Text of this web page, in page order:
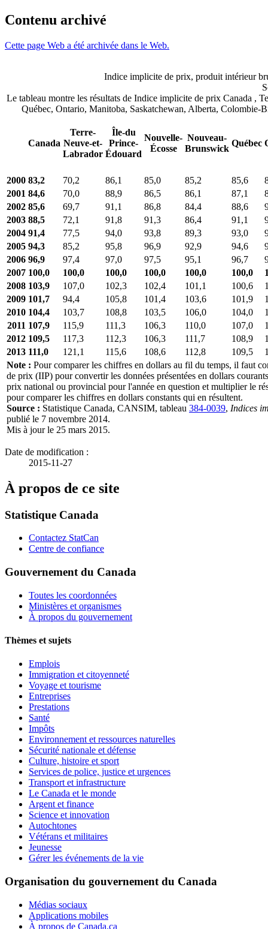
Contenu archivé
Cette page Web a été archivée dans le Web.
Indice implicite de prix, produit intérieur
Le tableau montre les résultats de Indice implicite de prix Canada ,
Québec, Ontario, Manitoba, Saskatchewan, Alberta,
Canada
Terre-
Neuve-et-
Labrador
Île-du
Prince-
Édouard
Nouvelle-
Écosse
Nouveau-
Brunswick
Québec
2000 83,2 70,2 86,1 85,0 85,2 85,6
2001 84,6 70,0 88,9 86,5 86,1 87,1
2002 85,6 69,7 91,1 86,8 84,4 88,6
2003 88,5 72,1 91,8 91,3 86,4 91,1
2004 91,4 77,5 94,0 93,8 89,3 93,0
2005 94,3 85,2 95,8 96,9 92,9 94,6
2006 96,9 97,4 97,0 97,5 95,1 96,7
2007 100,0 100,0 100,0 100,0 100,0 100,0
2008 103,9 107,0 102,3 102,4 101,1 100,6
2009 101,7 94,4 105,8 101,4 103,6 101,9
2010 104,4 103,7 108,8 103,5 106,0 104,0
2011 107,9 115,9 111,3 106,3 110,0 107,0
2012 109,5 117,3 112,3 106,3 111,7 108,9
2013 111,0 121,1 115,6 108,6 112,8 109,5
Note : Pour comparer les chiffres en dollars au fil du temps, il faut
de prix (IIP) pour convertir les données présentées en dollars
prix national ou provincial pour l'année en question et multiplier le
pour comparer les chiffres en dollars constants qui en résultent.
Source : Statistique Canada, CANSIM, tableau 384-0039, Indices
publié le 7 novembre 2014.
Mis à jour le 25 mars 2015.
Date de modification :
2015-11-27
À propos de ce site
Statistique Canada
Contactez StatCan
Centre de confiance
Gouvernement du Canada
Toutes les coordonnées
Ministères et organismes
À propos du gouvernement
Thèmes et sujets
Emplois
Immigration et citoyenneté
Voyage et tourisme
Entreprises
Prestations
Santé
Impôts
Environnement et ressources naturelles
Sécurité nationale et défense
Culture, histoire et sport
Services de police, justice et urgences
Transport et infrastructure
Le Canada et le monde
Argent et finance
Science et innovation
Autochtones
Vétérans et militaires
Jeunesse
Gérer les événements de la vie
Organisation du gouvernement du Canada
Médias sociaux
Applications mobiles
À propos de Canada.ca